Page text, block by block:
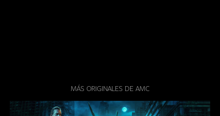
MÁS ORIGINALES DE AMC